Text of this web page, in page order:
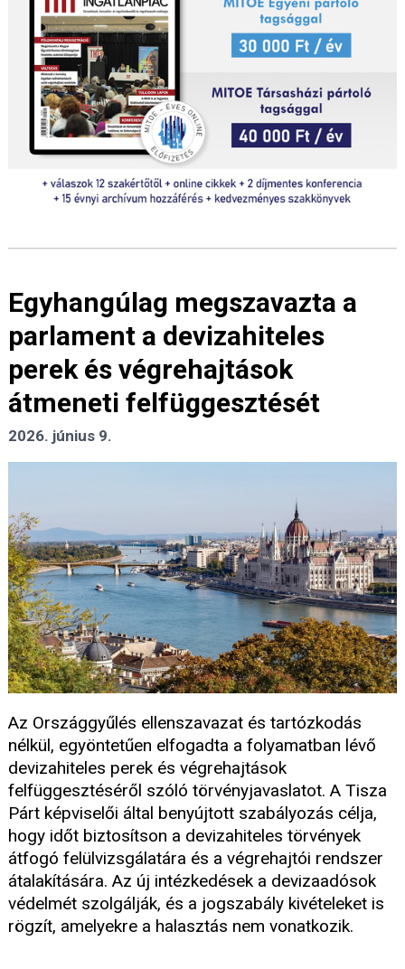
Egyhangúlag megszavazta a
parlament a devizahiteles
perek és végrehajtások
átmeneti felfüggesztését
2026. június 9.
Az Országgyűlés ellenszavazat és tartózkodás
nélkül, egyöntetűen elfogadta a folyamatban lévő
devizahiteles perek és végrehajtások
felfüggesztéséről szóló törvényjavaslatot. A Tisza
Párt képviselői által benyújtott szabályozás célja,
hogy időt biztosítson a devizahiteles törvények
átfogó felülvizsgálatára és a végrehajtói rendszer
átalakítására. Az új intézkedések a devizaadósok
védelmét szolgálják, és a jogszabály kivételeket is
rögzít, amelyekre a halasztás nem vonatkozik.